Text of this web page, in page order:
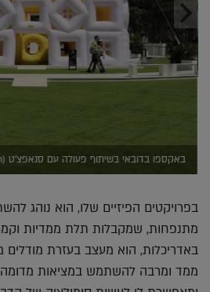
באקספו בדובאי בשיתוף פעולה עם סנאפצ'ט (Cyril Lancelin )
בפרויקטים הפיזיים שלו, הוא נוהג
מתנפחות, שמקבלות תלת ממדיות
באדריכלות, הוא מעצב בעזרת
ממד ומרבה להשתמש במציאות